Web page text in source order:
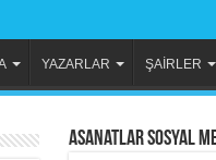
YAZARLAR ŞAİRLER
Asanatlar Sosyal